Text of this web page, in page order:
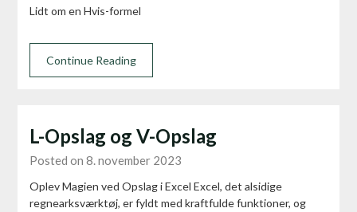
Lidt om en Hvis-formel
Continue Reading
L-Opslag og V-Opslag
Posted on 8. november 2023
Oplev Magien ved Opslag i Excel Excel, det alsidige
regnearksværktøj, er fyldt med kraftfulde funktioner, og